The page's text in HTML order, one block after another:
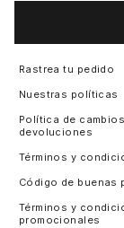
Rastrea tu pedido
Nuestras políticas
Política de
devoluciones
Términos y
Código de buenas
Términos y
promocionales